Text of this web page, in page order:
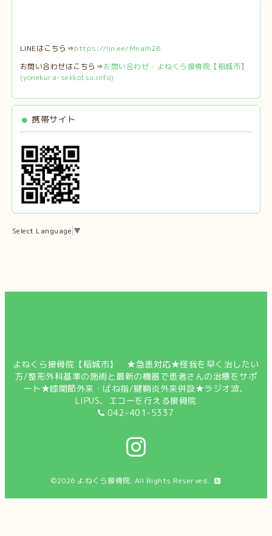
LINEはこちら⇒https://lin.ee/MnaIh2B
お問い合わせはこちら⇒お問い合わせ - よねくら接骨院【稲城市】
(yonekura-sekkotsu.info)
携帯サイト
Select Language ▼
よねくら接骨院【稲城市】 ★急患対応★怪我を早く治したい
方/整形外科基準の施術と最新の機器で患者さんの治療をサポ
ート★膝関節外来・ばね指/腱鞘炎外来併設★ラジオ波、
LIPUS、エコーを行える接骨院
042-401-5337
©2026 よねくら接骨院. All Rights Reserved.